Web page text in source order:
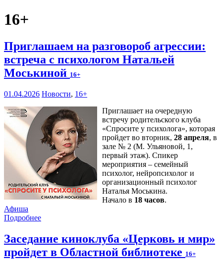
16+
Приглашаем на разговороб агрессии:
встреча с психологом Натальей
Моськиной 16+
01.04.2026 Новости, 16+
Приглашает на очередную
встречу родительского клуба
«Спросите у психолога», которая
пройдет во вторник, 28 апреля, в
зале № 2 (М. Ульяновой, 1,
первый этаж). Спикер
мероприятия – семейный
психолог, нейропсихолог и
организационный психолог
Наталья Моськина.
Начало в 18 часов.
Афиша
Подробнее
Заседание киноклуба «Церковь и мир»
пройдет в Областной библиотеке 16+